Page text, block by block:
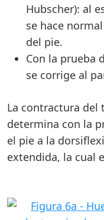
Hubscher): al
se hace
del pie.
Con la prueba
se corrige al
La contractura del
determina con la
el pie a la
extendida, la cual